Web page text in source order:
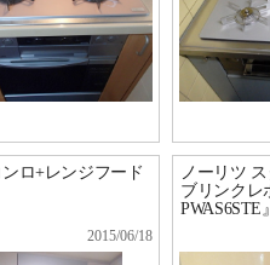
ロ+レンジフード
2015/06/18
ノーリツ
ブリンクレ
PWAS6STE』